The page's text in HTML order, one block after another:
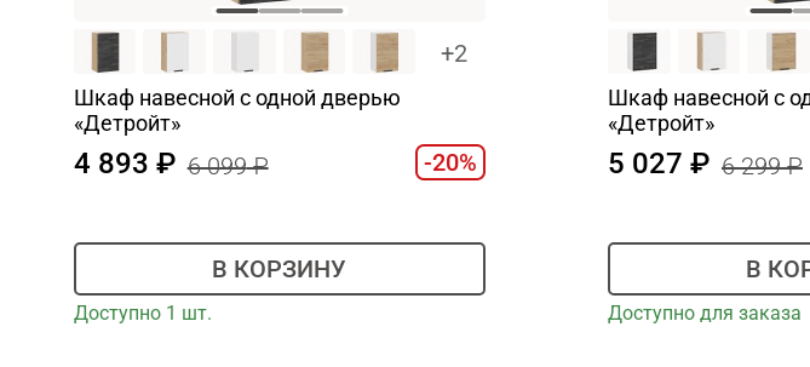
+2
Шкаф навесной c одной дверью
«Детройт»
4 893 6 099 -20%
В КОРЗИНУ
Доступно 1 шт.
Шкаф навесной c
«Детройт»
5 027 6 299
В
Доступно для заказа